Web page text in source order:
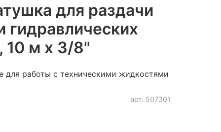
арт. 507301
для раздачи
гидравлических
10 м х 3/8"
для работы с техническими жидкостями